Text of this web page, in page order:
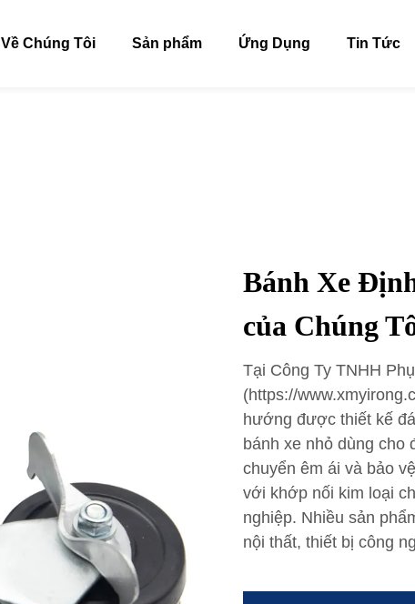
Về Chúng Tôi Sản phẩm Ứng Dụng Tin Tức
Bánh Xe
của Chúng
Tại Công Ty TNHH
(https://
hướng được thiết kế
bánh xe nhỏ dùng cho
chuyển êm ái và bảo
với khớp nối kim loại
nghiệp. Nhiều sản
nội thất, thiết bị công